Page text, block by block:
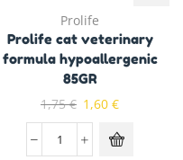
Prolife
Prolife cat veterinary
formula hypoallergenic
85GR
1,75€ 1,60 €